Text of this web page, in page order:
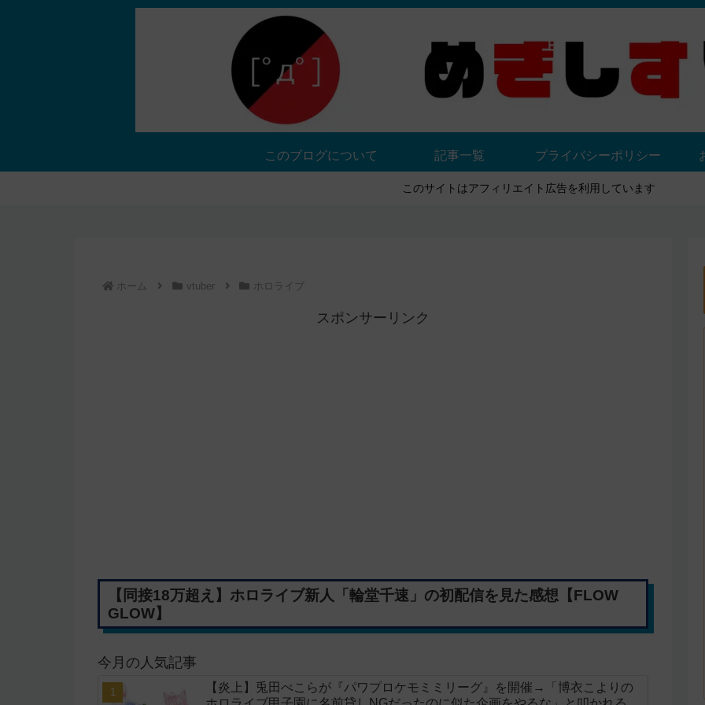
このブログについて 記事一覧 プライバシーポリシー
このサイトはアフィリエイト広告を利用しています
ホーム vtuber ホロライブ
スポンサーリンク
【同接18万超え】ホロライブ新人「輪堂千速」の初配信を見た感想【FLOW
GLOW】
今月の人気記事
【炎上】兎田ぺこらが『パワプロケモミミリーグ』を開催→「博衣こよりの